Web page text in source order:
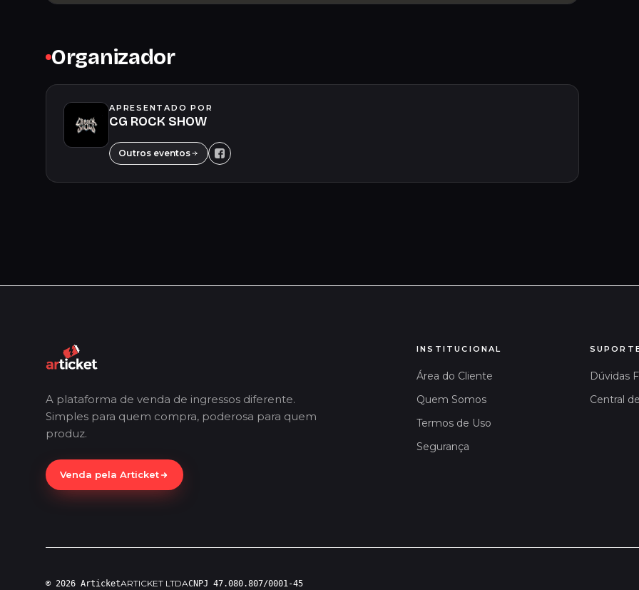
Organizador
APRESENTADO POR
CG ROCK SHOW
Outros eventos
A plataforma de venda de ingressos diferente.
Simples para quem compra, poderosa para quem
produz.
Venda pela Articket
INSTITUCIONAL
Área do Cliente
Quem Somos
Termos de Uso
Segurança
Dúvidas
Central
© 2026 ArticketARTICKET LTDACNPJ 47.080.807/0001-45